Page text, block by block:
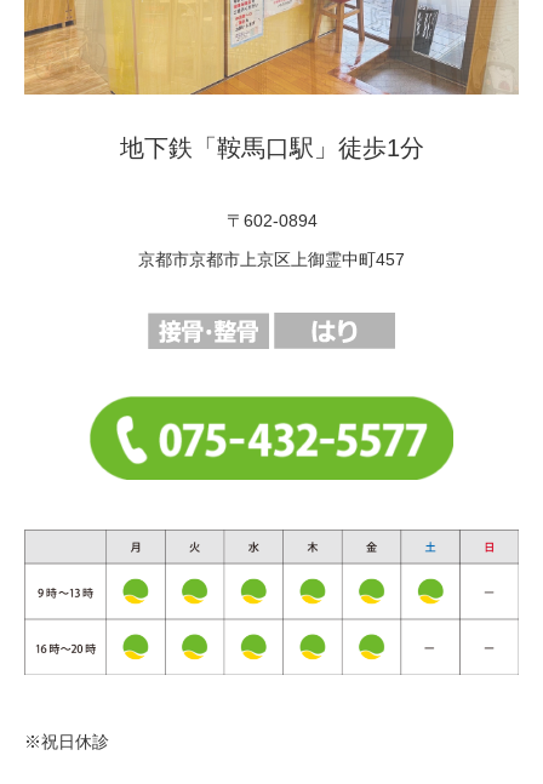
地下鉄「鞍馬口駅」徒歩1分
〒602-0894
京都市京都市上京区上御霊中町457
※祝日休診